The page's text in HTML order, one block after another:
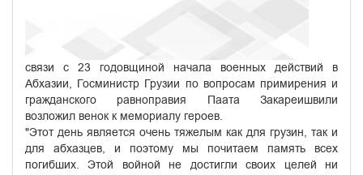
связи с 23 годовщиной начала военных действий в
Абхазии, Госминистр Грузии по вопросам примирения и
гражданского равноправия Паата Закареишвили
возложил венок к мемориалу героев.
"Этот день является очень тяжелым как для грузин, так и
для абхазцев, и поэтому мы почитаем память всех
погибших. Этой войной не достигли своих целей ни